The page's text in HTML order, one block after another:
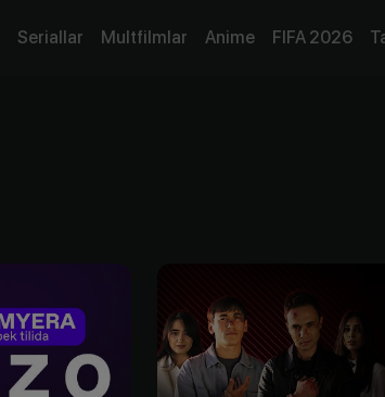
Seriallar Multfilmlar Anime FIFA 2026